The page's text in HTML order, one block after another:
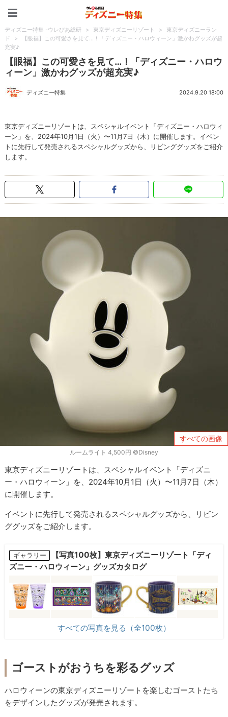
ディズニー特集 -ウレぴあ総研 > 東京ディズニーリゾート >
東京ディズニーラン
ド
>
【眼福】この可愛さを見て…！「ディズニー・ハロウィーン」激かわグッズが超
充実♪
【眼福】この可愛さを見て…！「ディズニー・ハロウ
ィーン」激かわグッズが超充実♪
ディズニー特集 2024.9.20 18:00
東京ディズニーリゾートは、スペシャルイベント「ディズニー・ハロウィ
ーン」を、2024年10月1日（火）〜11月7日（木）に開催します。イベン
トに先行して発売されるスペシャルグッズから、リビンググッズをご紹介
します。
すべての画像
ルームライト 4,500円 ©Disney
東京ディズニーリゾートは、スペシャルイベント「ディズニ
ー・ハロウィーン」を、2024年10月1日（火）〜11月7日（木）
に開催します。
イベントに先行して発売されるスペシャルグッズから、リビン
ググッズをご紹介します。
ギャラリー
【写真100枚】東京ディズニーリゾート「ディ
ズニー・ハロウィーン」グッズカタログ
すべての写真を見る（全100枚）
ゴーストがおうちを彩るグッズ
ハロウィーンの東京ディズニーリゾートを楽しむゴーストたち
をデザインしたグッズが発売されます。